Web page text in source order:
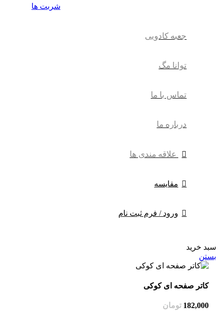
شربت ها
جعبه کادویی
توانا مگ
تماس با ما
درباره ما
علاقه مندی ها
مقایسه
ورود / فرم ثبت نام
سبد خرید
بستن
کاتر صفحه ای کوکی
182,000 تومان